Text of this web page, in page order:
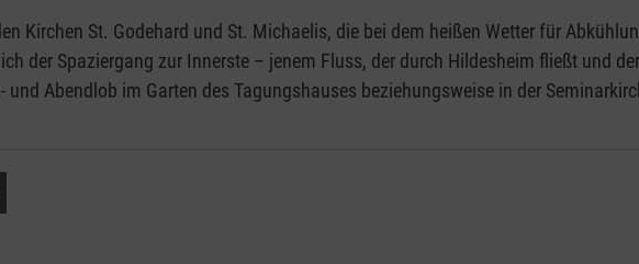
Kirchen St. Godehard und St. Michaelis, die bei dem heißen Wetter für
der Spaziergang zur Innerste – jenem Fluss, der durch Hildesheim fließt und
Abendlob im Garten des Tagungshauses beziehungsweise in der